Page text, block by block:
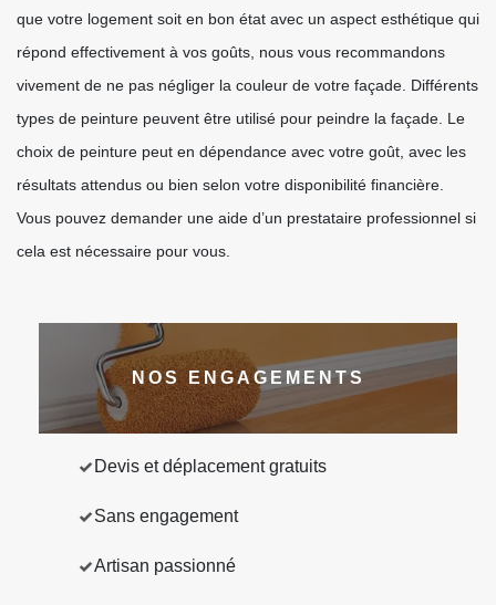
que votre logement soit en bon état avec un aspect esthétique qui
répond effectivement à vos goûts, nous vous recommandons
vivement de ne pas négliger la couleur de votre façade. Différents
types de peinture peuvent être utilisé pour peindre la façade. Le
choix de peinture peut en dépendance avec votre goût, avec les
résultats attendus ou bien selon votre disponibilité financière.
Vous pouvez demander une aide d’un prestataire professionnel si
cela est nécessaire pour vous.
NOS ENGAGEMENTS
Devis et déplacement gratuits
Sans engagement
Artisan passionné